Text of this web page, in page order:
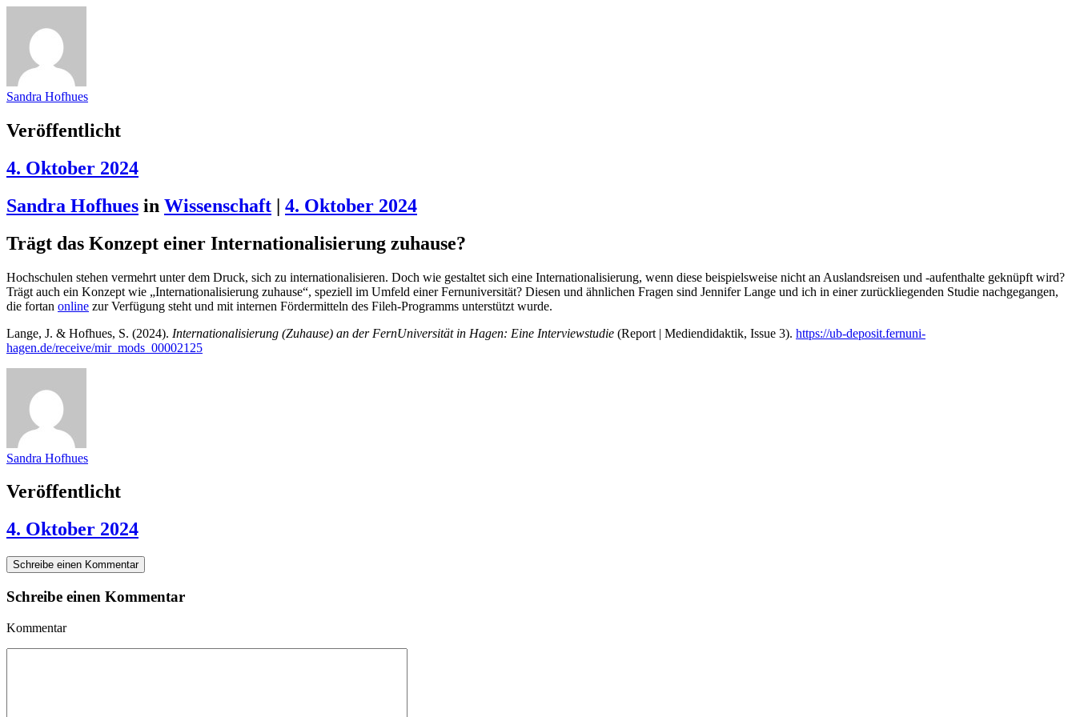
Sandra Hofhues
Veröffentlicht
4. Oktober 2024
Sandra Hofhues in Wissenschaft | 4. Oktober 2024
Trägt das Konzept einer Internationalisierung zuhause?
Hochschulen stehen vermehrt unter dem Druck, sich zu internationalisieren. Doch wie gestaltet sich eine Internationalisierung, wenn diese beispielsweise nicht an Auslandsreisen und -aufenthalte geknüpft wird?
Trägt auch ein Konzept wie „Internationalisierung zuhause“, speziell im Umfeld einer Fernuniversität? Diesen und ähnlichen Fragen sind Jennifer Lange und ich in einer zurückliegenden Studie nachgegangen,
die fortan online zur Verfügung steht und mit internen Fördermitteln des Fileh-Programms unterstützt wurde.
Lange, J. & Hofhues, S. (2024). Internationalisierung (Zuhause) an der FernUniversität in Hagen: Eine Interviewstudie (Report | Mediendidaktik, Issue 3). https://ub-deposit.fernuni-
hagen.de/receive/mir_mods_00002125
Sandra Hofhues
Veröffentlicht
4. Oktober 2024
Schreibe einen Kommentar
Schreibe einen Kommentar
Kommentar